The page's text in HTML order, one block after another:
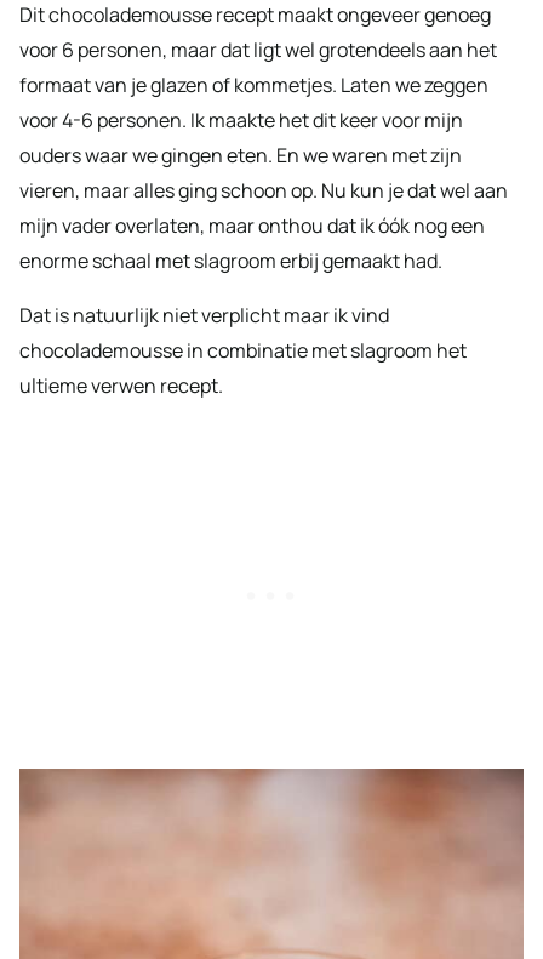
Dit chocolademousse recept maakt ongeveer genoeg
voor 6 personen, maar dat ligt wel grotendeels aan het
formaat van je glazen of kommetjes. Laten we zeggen
voor 4-6 personen. Ik maakte het dit keer voor mijn
ouders waar we gingen eten. En we waren met zijn
vieren, maar alles ging schoon op. Nu kun je dat wel aan
mijn vader overlaten, maar onthou dat ik óók nog een
enorme schaal met slagroom erbij gemaakt had.
Dat is natuurlijk niet verplicht maar ik vind
chocolademousse in combinatie met slagroom het
ultieme verwen recept.